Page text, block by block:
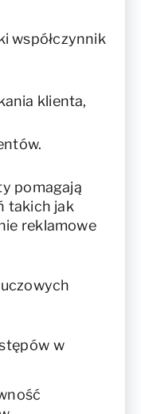
współczynnik
klienta,
pomagają
takich jak
reklamowe
w